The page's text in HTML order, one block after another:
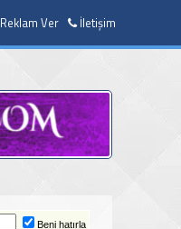
Reklam Ver İletişim
Beni hatırla